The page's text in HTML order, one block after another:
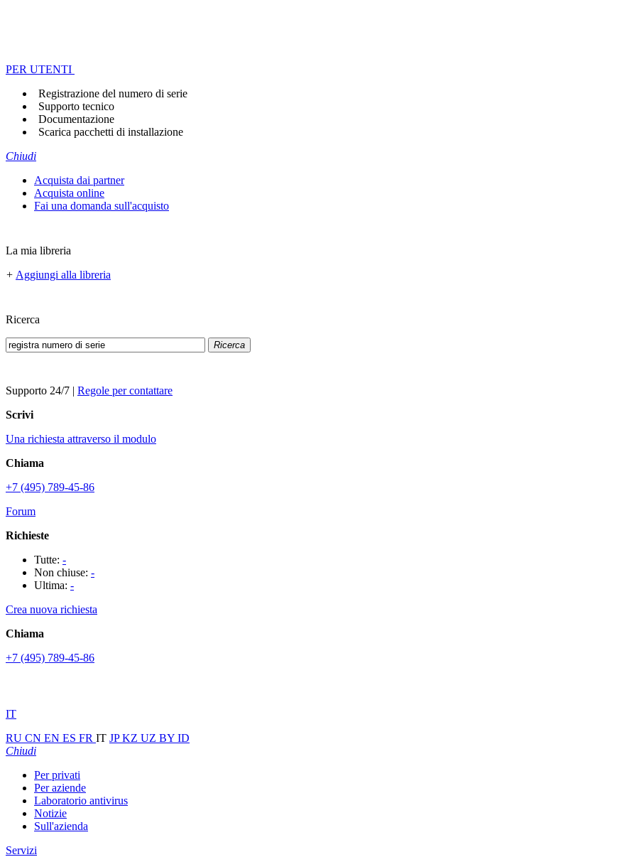
PER UTENTI
Registrazione del numero di serie
Supporto tecnico
Documentazione
Scarica pacchetti di installazione
Chiudi
Acquista dai partner
Acquista online
Fai una domanda sull'acquisto
La mia libreria
+ Aggiungi alla libreria
Ricerca
Ricerca
Supporto 24/7 | Regole per contattare
Scrivi
Una richiesta attraverso il modulo
Chiama
+7 (495) 789-45-86
Forum
Richieste
Tutte: -
Non chiuse: -
Ultima: -
Crea nuova richiesta
Chiama
+7 (495) 789-45-86
IT
RU CN EN ES FR IT JPKZ UZ BY ID
Chiudi
Per privati
Per aziende
Laboratorio antivirus
Notizie
Sull'azienda
Servizi